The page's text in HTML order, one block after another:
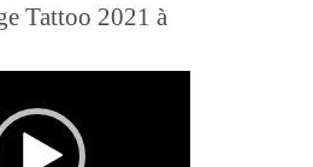
Tattoo 2021 à